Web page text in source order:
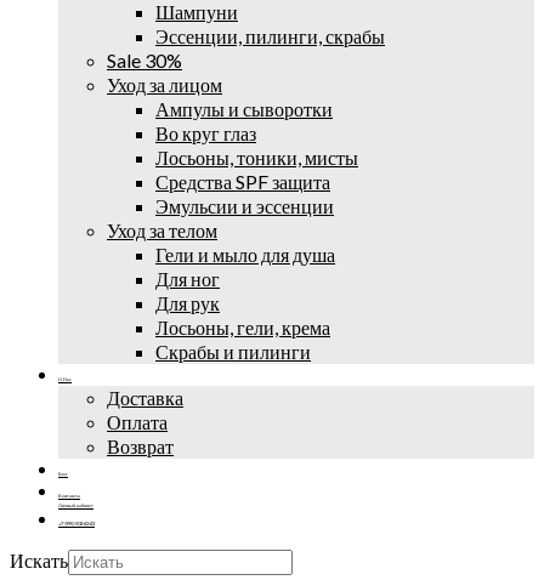
Шампуни
Эссенции, пилинги, скрабы
Sale 30%
Уход за лицом
Ампулы и сыворотки
Во круг глаз
Лосьоны, тоники, мисты
Средства SPF защита
Эмульсии и эссенции
Уход за телом
Гели и мыло для душа
Для ног
Для рук
Лосьоны, гели, крема
Скрабы и пилинги
О Нас
Доставка
Оплата
Возврат
Блог
Контакты
Личный кабинет
+7 (995) 502-42-42
Искать